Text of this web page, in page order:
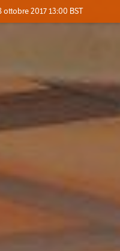
2017 13:00 BST